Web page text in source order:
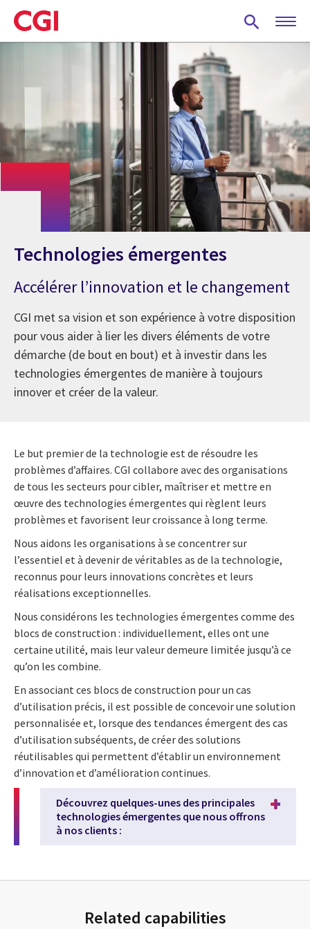
Skip
to
main
Technologies émergentes
Accélérer l’innovation et le changement
CGI met sa vision et son expérience à votre disposition
pour vous aider à lier les divers éléments de votre
démarche (de bout en bout) et à investir dans les
technologies émergentes de manière à toujours
innover et créer de la valeur.
Le but premier de la technologie est de résoudre les
problèmes d’affaires. CGI collabore avec des organisations
de tous les secteurs pour cibler, maîtriser et mettre en
œuvre des technologies émergentes qui règlent leurs
problèmes et favorisent leur croissance à long terme.
Nous aidons les organisations à se concentrer sur
l’essentiel et à devenir de véritables as de la technologie,
reconnus pour leurs innovations concrètes et leurs
réalisations exceptionnelles.
Nous considérons les technologies émergentes comme des
blocs de construction : individuellement, elles ont une
certaine utilité, mais leur valeur demeure limitée jusqu’à ce
qu’on les combine.
En associant ces blocs de construction pour un cas
d’utilisation précis, il est possible de concevoir une solution
personnalisée et, lorsque des tendances émergent des cas
d’utilisation subséquents, de créer des solutions
réutilisables qui permettent d’établir un environnement
d’innovation et d’amélioration continues.
Découvrez quelques-unes des principales
technologies émergentes que nous offrons
à nos clients :
Related capabilities